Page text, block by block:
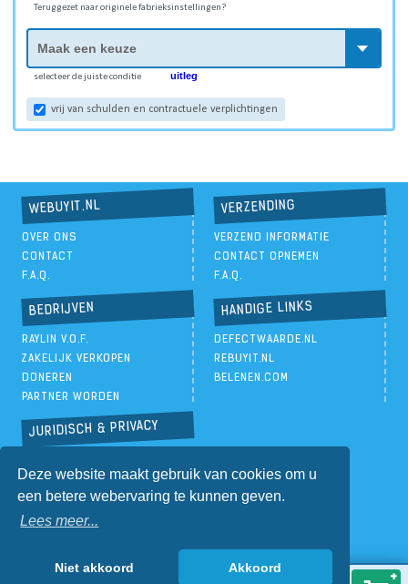
Deze website maakt gebruik van cookies om u
een betere webervaring te kunnen geven.
Lees meer...
Niet akkoord Akkoord
Teruggezet naar originele fabrieksinstellingen?
selecteer de juiste conditie uitleg
vrij van schulden en contractuele verplichtingen
WEBUYIT.NL
OVER ONS
CONTACT
F.A.Q.
VERZENDING
VERZEND INFORMATIE
CONTACT OPNEMEN
F.A.Q.
BEDRIJVEN
RAYLIN V.O.F.
ZAKELIJK VERKOPEN
DONEREN
PARTNER WORDEN
HANDIGE LINKS
DEFECTWAARDE.NL
REBUYIT.NL
BELENEN.COM
JURIDISCH & PRIVACY
ALGEMENE VOORWAARDEN